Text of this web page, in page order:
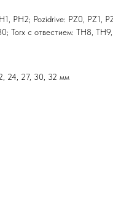
PH2; Pozidrive: PZ0, PZ1,
Torx с отвестием: TH8, TH9,
24, 27, 30, 32 мм